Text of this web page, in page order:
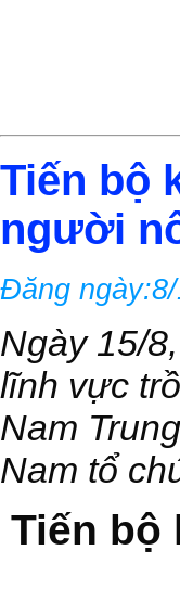
Tiến bộ
người
Đăng
Ngày 15/
lĩnh vực
Nam
Nam tổ
Tiến bộ